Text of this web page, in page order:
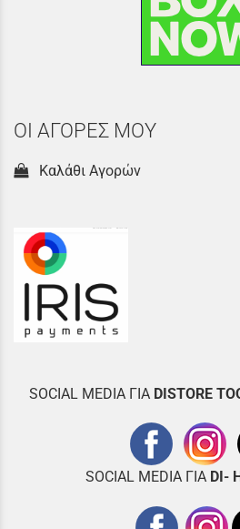
ΟΙ ΑΓΟΡΕΣ ΜΟΥ
Καλάθι Αγορών
SOCIAL MEDIA ΓΙΑ DISTORE
SOCIAL MEDIA ΓΙΑ DI-